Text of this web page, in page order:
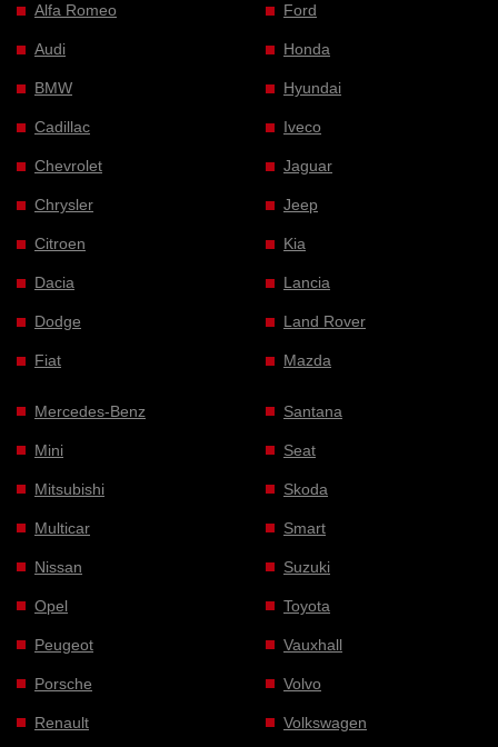
Alfa Romeo
Audi
BMW
Cadillac
Chevrolet
Chrysler
Citroen
Dacia
Dodge
Fiat
Ford
Honda
Hyundai
Iveco
Jaguar
Jeep
Kia
Lancia
Land Rover
Mazda
Mercedes-Benz
Mini
Mitsubishi
Multicar
Nissan
Opel
Peugeot
Porsche
Renault
Santana
Seat
Skoda
Smart
Suzuki
Toyota
Vauxhall
Volvo
Volkswagen